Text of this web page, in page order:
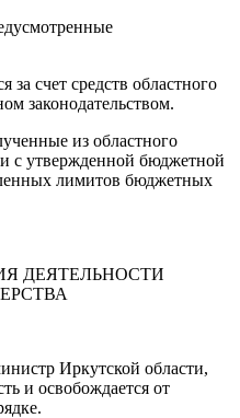
счет средств областного
законодательством.
из областного
с утвержденной бюджетной
лимитов бюджетных
ДЕЯТЕЛЬНОСТИ
Иркутской области,
и освобождается от